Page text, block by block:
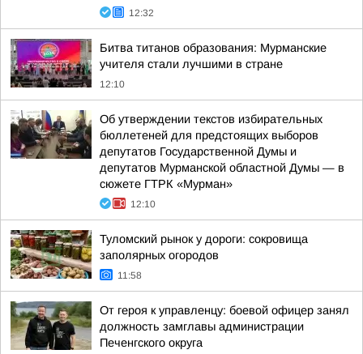
12:32
Битва титанов образования: Мурманские
учителя стали лучшими в стране
12:10
Об утверждении текстов избирательных
бюллетеней для предстоящих выборов
депутатов Государственной Думы и
депутатов Мурманской областной Думы — в
сюжете ГТРК «Мурман»
12:10
Туломский рынок у дороги: сокровища
заполярных огородов
11:58
От героя к управленцу: боевой офицер занял
должность замглавы администрации
Печенгского округа